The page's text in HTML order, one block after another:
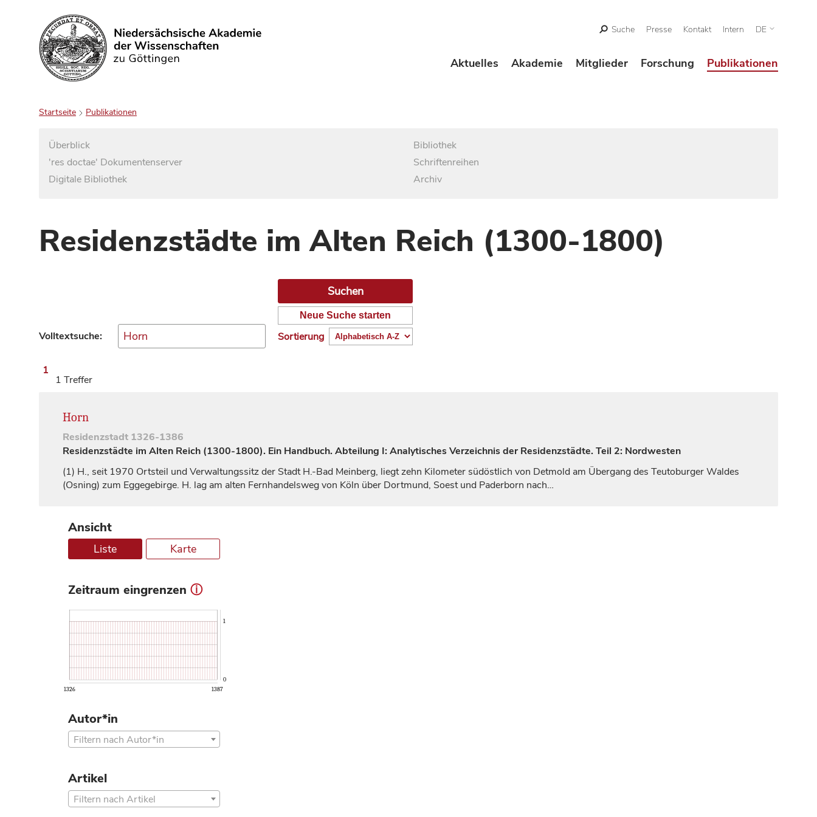
Suchen
Suche Presse Kontakt Intern DE
Aktuelles Akademie Mitglieder Forschung Publikationen
Startseite Publikationen
Überblick
'res doctae' Dokumentenserver
Digitale Bibliothek
Bibliothek
Schriftenreihen
Archiv
Residenzstädte im Alten Reich (1300-1800)
Volltextsuche:
Neue Suche starten
Sortierung
1
1 Treffer
Horn
Residenzstadt 1326-1386
Residenzstädte im Alten Reich (1300-1800). Ein Handbuch. Abteilung I: Analytisches Verzeichnis der Residenzstädte. Teil 2: Nordwesten
(1) H., seit 1970 Ortsteil und Verwaltungssitz der Stadt H.-Bad Meinberg, liegt zehn Kilometer südöstlich von Detmold am Übergang des Teutoburger Waldes
(Osning) zum Eggegebirge. H. lag am alten Fernhandelsweg von Köln über Dortmund, Soest und Paderborn nach…
Ansicht
Liste Karte
Zeitraum eingrenzen ⓘ
1326 1387
0
1
Autor*in
Filtern nach Autor*in
Artikel
Filtern nach Artikel